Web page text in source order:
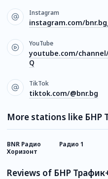
Instagram
instagram.com/bnr.bg_
YouTube
youtube.com/
Q
TikTok
tiktok.com/@bnr.bg
More stations like БНР
BNR Радио
Хоризонт
Радио 1
Reviews of БНР